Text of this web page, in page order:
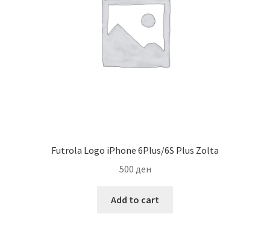
Futrola Logo iPhone 6Plus/6S Plus Zolta
500 ден
Add to cart